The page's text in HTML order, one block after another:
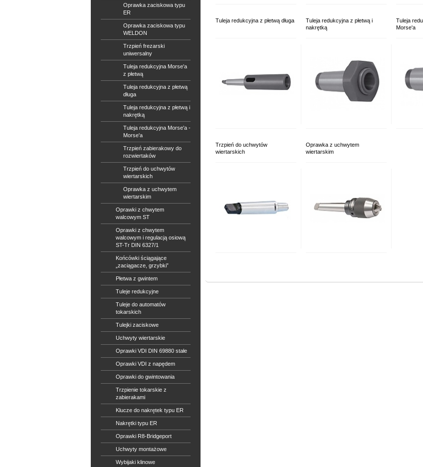
Oprawka zaciskowa typu
ER
Oprawka zaciskowa typu
WELDON
Trzpień frezarski
uniwersalny
Tuleja redukcyjna Morse'a
z płetwą
Tuleja redukcyjna z płetwą
długa
Tuleja redukcyjna z płetwą i
nakrętką
Tuleja redukcyjna Morse'a -
Morse'a
Trzpień zabierakowy do
rozwiertaków
Trzpień do uchwytów
wiertarskich
Oprawka z uchwytem
wiertarskim
Oprawki z chwytem
walcowym ST
Oprawki z chwytem
walcowym i regulacją osiową
ST-Tr DIN 6327/1
Końcówki ściągające
„zaciągacze, grzybki”
Płetwa z gwintem
Tuleje redukcyjne
Tuleje do automatów
tokarskich
Tulejki zaciskowe
Uchwyty wiertarskie
Oprawki VDI DIN 69880 stałe
Oprawki VDI z napędem
Oprawki do gwintowania
Trzpienie tokarskie z
zabierakami
Klucze do nakrętek typu ER
Nakrętki typu ER
Oprawki R8-Bridgeport
Uchwyty montażowe
Wybijaki klinowe
Tuleja redukcyjna z płetwą długa
Tuleja redukcyjna z płetwą i
nakrętką
Tuleja
Morse'a
Trzpień do uchwytów
wiertarskich
Oprawka z uchwytem
wiertarskim